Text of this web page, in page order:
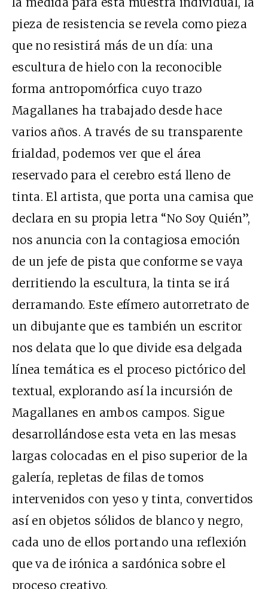
pieza de resistencia se revela como pieza
que no resistirá más de un día: una
escultura de hielo con la reconocible
forma antropomórfica cuyo trazo
Magallanes ha trabajado desde hace
varios años. A través de su transparente
frialdad, podemos ver que el área
reservado para el cerebro está lleno de
tinta. El artista, que porta una camisa que
declara en su propia letra “No Soy Quién”,
nos anuncia con la contagiosa emoción
de un jefe de pista que conforme se vaya
derritiendo la escultura, la tinta se irá
derramando. Este efímero autorretrato de
un dibujante que es también un escritor
nos delata que lo que divide esa delgada
línea temática es el proceso pictórico del
textual, explorando así la incursión de
Magallanes en ambos campos. Sigue
desarrollándose esta veta en las mesas
largas colocadas en el piso superior de la
galería, repletas de filas de tomos
intervenidos con yeso y tinta, convertidos
así en objetos sólidos de blanco y negro,
cada uno de ellos portando una reflexión
que va de irónica a sardónica sobre el
proceso creativo.